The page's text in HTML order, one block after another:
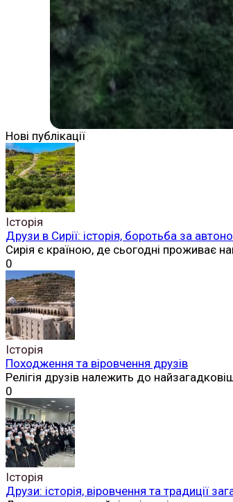
Нові публікації
Історія
Друзи в Сирії: історія, боротьба за
Сирія є країною, де сьогодні проживає
0
Історія
Походження та віровчення друзів
Релігія друзів належить до
0
Історія
Друзи: історія, віровчення та традиції